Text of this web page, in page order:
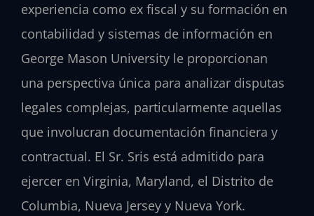
experiencia como ex fiscal y su formación en
contabilidad y sistemas de información en
George Mason University le proporcionan
una perspectiva única para analizar disputas
legales complejas, particularmente aquellas
que involucran documentación financiera y
contractual. El Sr. Sris está admitido para
ejercer en Virginia, Maryland, el Distrito de
Columbia, Nueva Jersey y Nueva York.